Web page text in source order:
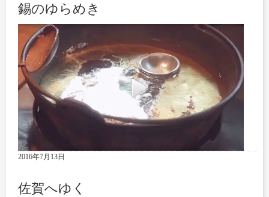
錫のゆらめき
2016年7月13日
佐賀へゆく